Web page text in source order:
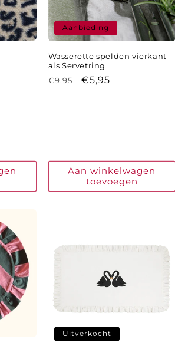
Aanbieding
Wasserette spelden vierkant
als Servetring
Normale
€9,95 Aanbiedingsprijs
€5,95
Aan winkelwagen
toevoegen
Uitverkocht